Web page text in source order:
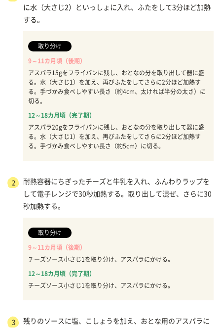
に水（大さじ2）といっしょに入れ、ふたをして3分ほど加熱
する。
取り分け
9～11カ月頃（後期）
アスパラ15gをフライパンに残し、おとなの分を取り出して器に盛
る。水（大さじ1）を加え、再びふたをしてさらに2分ほど加熱す
る。手づかみ食べしやすい長さ（約4cm、太ければ半分の太さ）に
切る。
12～18カ月頃（完了期）
アスパラ20gをフライパンに残し、おとなの分を取り出して器に盛
る。水（大さじ1）を加え、再びふたをしてさらに2分ほど加熱す
る。手づかみ食べしやすい長さ（約5cm）に切る。
2
耐熱容器にちぎったチーズと牛乳を入れ、ふんわりラップを
して電子レンジで30秒加熱する。取り出して混ぜ、さらに30
秒加熱する。
取り分け
9～11カ月頃（後期）
チーズソース小さじ1を取り分け、アスパラにかける。
12～18カ月頃（完了期）
チーズソース小さじ1を取り分け、アスパラにかける。
3
残りのソースに塩、こしょうを加え、おとな用のアスパラに